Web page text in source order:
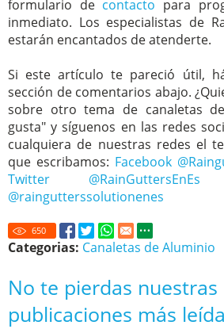
formulario de contacto para
inmediato. Los especialistas de
estarán encantados de atenderte.
Si este artículo te pareció útil,
sección de comentarios abajo.
sobre otro tema de canaletas
gusta" y síguenos en las redes
cualquiera de nuestras redes el
que escribamos: Facebook
Twitter @RainGuttersEnEs
@raingutterssolutionenes
650
Categorias: Canaletas de Aluminio
No te pierdas nuestras
publicaciones más